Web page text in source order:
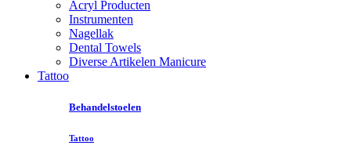
Acryl Producten
Instrumenten
Nagellak
Dental Towels
Diverse Artikelen Manicure
Tattoo
Behandelstoelen
Tattoo